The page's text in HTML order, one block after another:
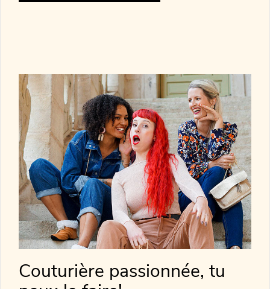
Couturière passionnée, tu